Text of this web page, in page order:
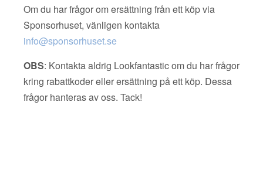
Om du har frågor om ersättning från ett köp via
Sponsorhuset, vänligen kontakta
info@sponsorhuset.se
OBS: Kontakta aldrig Lookfantastic om du har frågor
kring rabattkoder eller ersättning på ett köp. Dessa
frågor hanteras av oss. Tack!